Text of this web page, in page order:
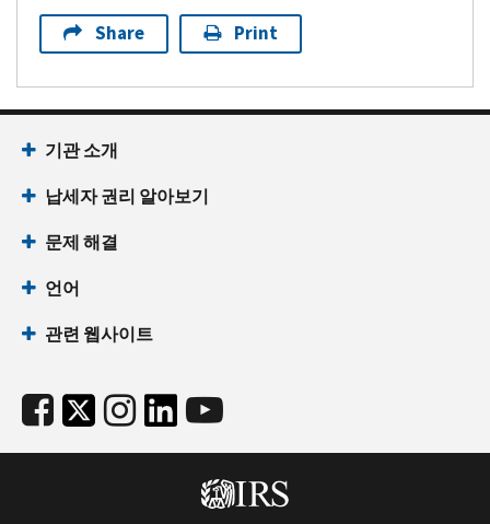
Share Print
기관 소개
납세자 권리 알아보기
문제 해결
언어
관련 웹사이트